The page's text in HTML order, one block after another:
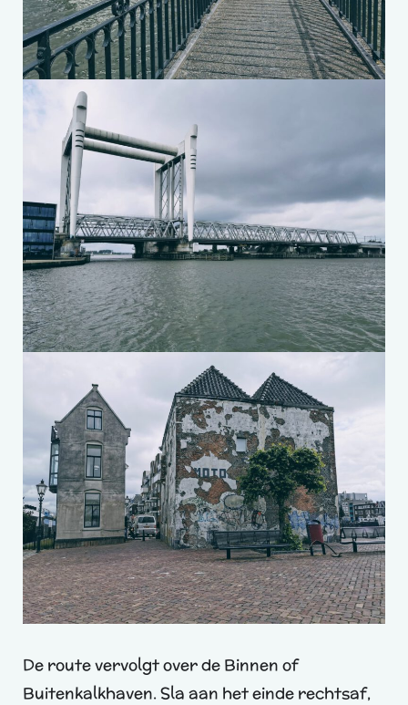
De route vervolgt over de Binnen of
Buitenkalkhaven. Sla aan het einde rechtsaf,